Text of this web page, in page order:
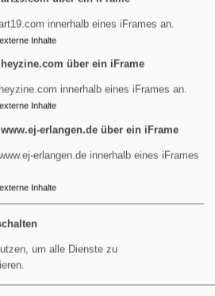
Sie zur Taufe
Weiterlesen
Sie
Benutzermenü
Anmelden
innerhalb eines iFrames an.
Inhalte
über ein iFrame
innerhalb eines iFrames an.
Inhalte
erlangen.de über ein iFrame
erlangen.de innerhalb eines iFrames
Inhalte
um alle Dienste zu